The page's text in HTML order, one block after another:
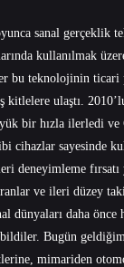
sanal gerçeklik
kullanılmak
bu teknolojinin ticari
kitlelere ulaştı.
bir hızla ilerledi
cihazlar sayesinde
deneyimleme fırsatı
ve ileri düzey
dünyaları daha önce
Bugün
mimariden